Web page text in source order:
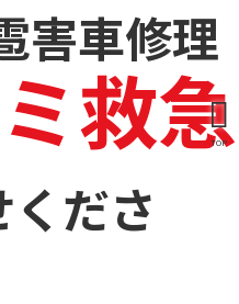
害車修理
救急
ださ
TOP